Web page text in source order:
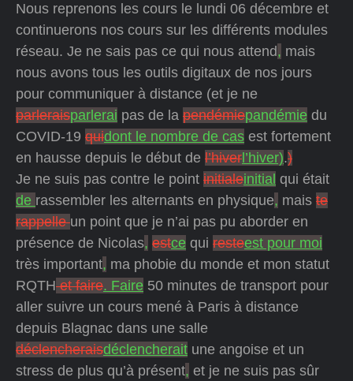
Nous reprenons les cours le lundi 06 décembre et
continuerons nos cours sur les différents modules
réseau. Je ne sais pas ce qui nous attend, mais
nous avons tous les outils digitaux de nos jours
pour communiquer à distance (et je ne
parleraisparlerai pas de la pendémiepandémie du
COVID-19 quidont le nombre de cas est fortement
en hausse depuis le début de l’hiver l’hiver).)
Je ne suis pas contre le point initialeinitial qui était
de rassembler les alternants en physique, mais te
rappelleun point que je n’ai pas pu aborder en
présence de Nicolas, estce qui resteest pour moi
très important, ma phobie du monde et mon statut
RQTHet faire. Faire 50 minutes de transport pour
aller suivre un cours mené à Paris à distance
depuis Blagnac dans une salle
déclencheraisdéclencherait une angoise et un
stress de plus qu’à présent, et je ne suis pas sûr